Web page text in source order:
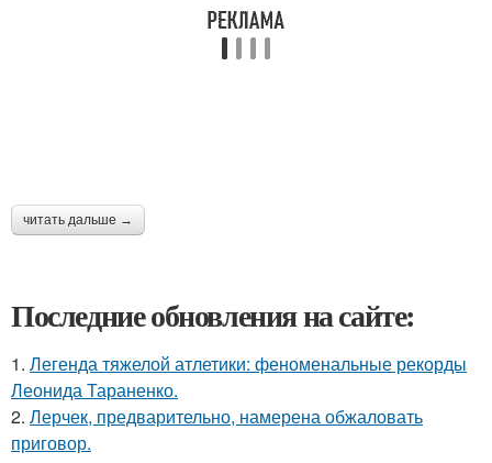
читать дальше →
Последние обновления на сайте:
1. Легенда тяжелой атлетики: феноменальные рекорды
Леонида Тараненко.
2. Лерчек, предварительно, намерена обжаловать
приговор.